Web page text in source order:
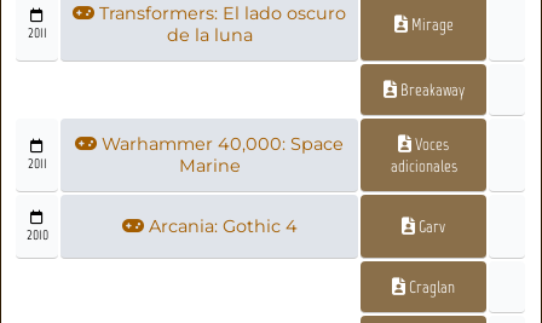
2011
Transformers: El lado oscuro
de la luna
Mirage
Breakaway
2011
Warhammer 40,000: Space
Marine
Voces
adicionales
2010 Arcania: Gothic 4 Garv
Craglan